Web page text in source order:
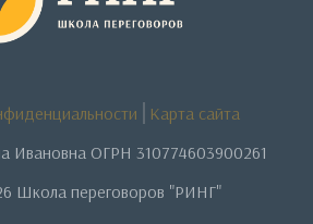
Карта сайта
Ивановна ОГРН 310774603900261
Школа переговоров "РИНГ"